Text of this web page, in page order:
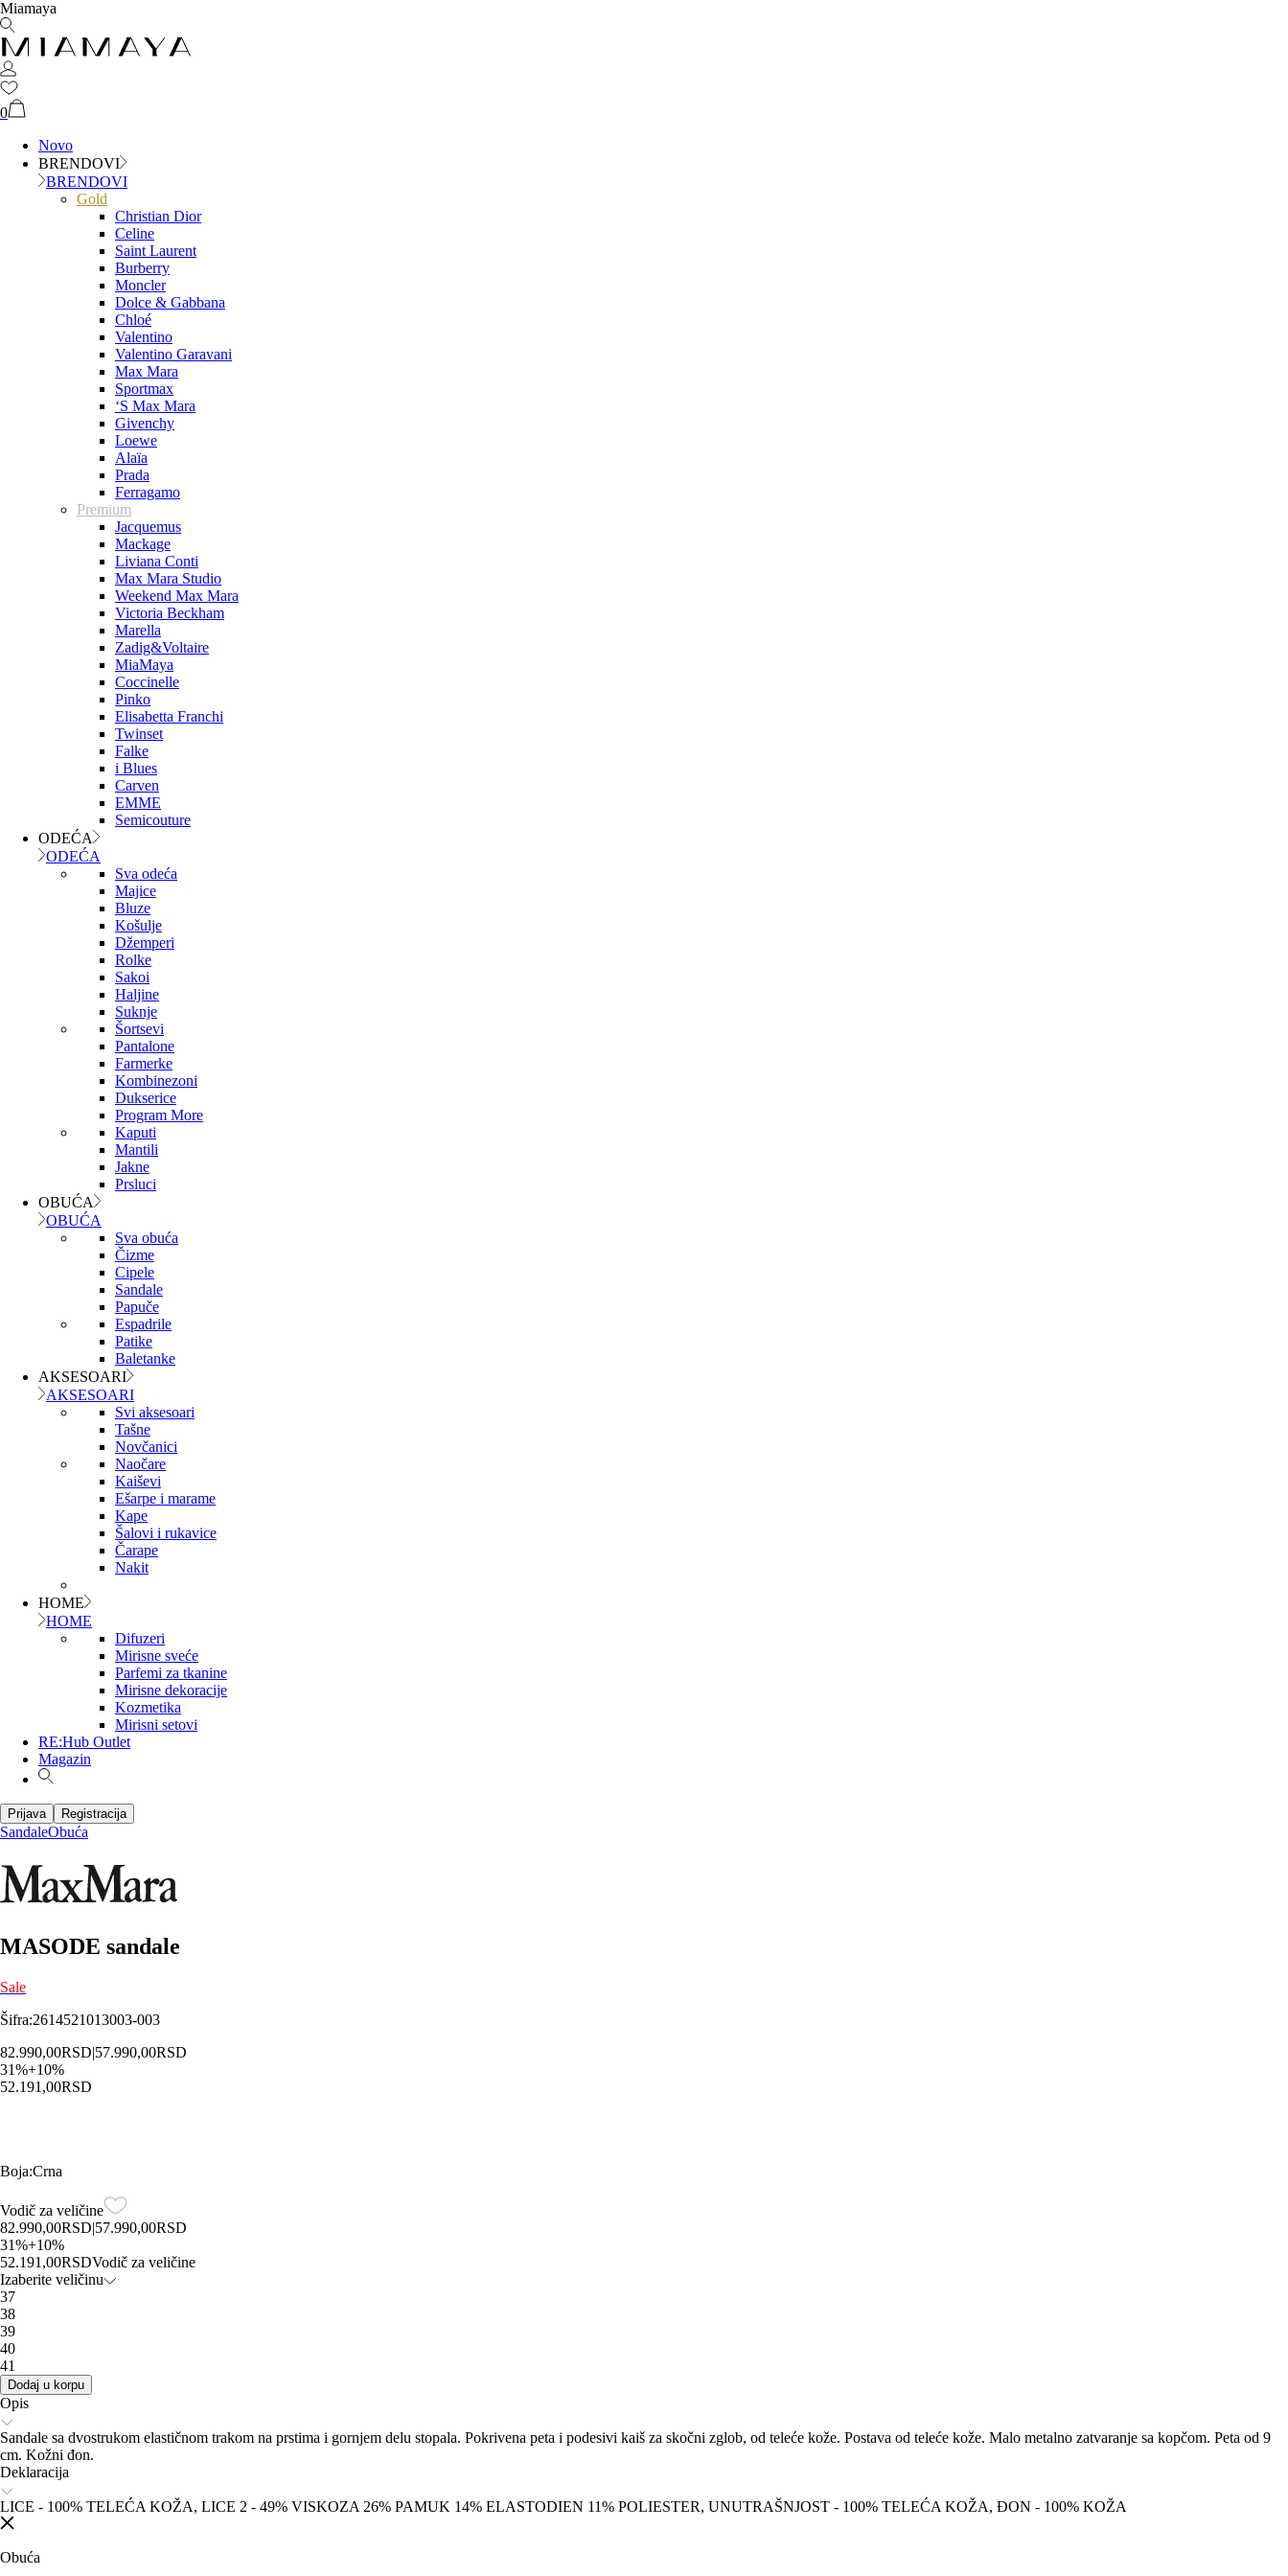
Miamaya
0
Novo
BRENDOVI
BRENDOVI
Gold
Christian Dior
Celine
Saint Laurent
Burberry
Moncler
Dolce & Gabbana
Chloé
Valentino
Valentino Garavani
Max Mara
Sportmax
‘S Max Mara
Givenchy
Loewe
Alaïa
Prada
Ferragamo
Premium
Jacquemus
Mackage
Liviana Conti
Max Mara Studio
Weekend Max Mara
Victoria Beckham
Marella
Zadig&Voltaire
MiaMaya
Coccinelle
Pinko
Elisabetta Franchi
Twinset
Falke
i Blues
Carven
EMME
Semicouture
ODEĆA
ODEĆA
Sva odeća
Majice
Bluze
Košulje
Džemperi
Rolke
Sakoi
Haljine
Suknje
Šortsevi
Pantalone
Farmerke
Kombinezoni
Dukserice
Program More
Kaputi
Mantili
Jakne
Prsluci
OBUĆA
OBUĆA
Sva obuća
Čizme
Cipele
Sandale
Papuče
Espadrile
Patike
Baletanke
AKSESOARI
AKSESOARI
Svi aksesoari
Tašne
Novčanici
Naočare
Kaiševi
Ešarpe i marame
Kape
Šalovi i rukavice
Čarape
Nakit
HOME
HOME
Difuzeri
Mirisne sveće
Parfemi za tkanine
Mirisne dekoracije
Kozmetika
Mirisni setovi
RE:Hub Outlet
Magazin
Prijava Registracija
SandaleObuća
MASODE sandale
Sale
Šifra:2614521013003-003
82.990,00RSD|57.990,00RSD
31%+10%
52.191,00RSD
Boja:Crna
Vodič za veličine
82.990,00RSD|57.990,00RSD
31%+10%
52.191,00RSDVodič za veličine
Izaberite veličinu
37
38
39
40
41
Dodaj u korpu
Opis
Sandale sa dvostrukom elastičnom trakom na prstima i gornjem delu stopala. Pokrivena peta i podesivi kaiš za skočni zglob, od teleće kože. Postava od teleće kože. Malo metalno zatvaranje sa kopčom. Peta od 9
cm. Kožni đon.
Deklaracija
LICE - 100% TELEĆA KOŽA, LICE 2 - 49% VISKOZA 26% PAMUK 14% ELASTODIEN 11% POLIESTER, UNUTRAŠNJOST - 100% TELEĆA KOŽA, ĐON - 100% KOŽA
Obuća